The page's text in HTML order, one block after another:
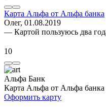
Карта Альфа от Альфа банка
Олег, 01.08.2019
— Картой пользуюсь два
10
Альфа Банк
Карта Альфа от Альфа банка
Оформить карту